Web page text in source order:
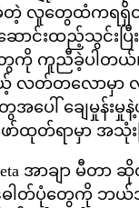
ခဲ့တဲ့ လူတွေထံကရရှိ
င်းထည့်သွင်းပြီ
ေကို ကူညီခဲ့ပါတယ်
လတ်တလောမှာ
အပေါ် ချေမှုန်
ထုတ်ရာမှာ အသုံ
အာချာ မီတ
ဒီဓါတ်ပုံတွေကို ဘ